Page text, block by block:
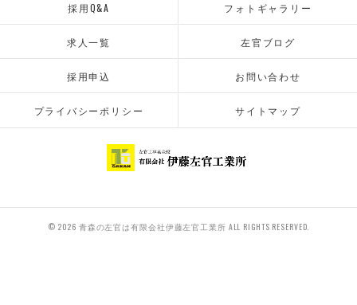
採用Q&A フォトギャラリー
求人一覧 左官ブログ
採用申込 お問い合わせ
プライバシーポリシー サイトマップ
© 2026 青森の左官は有限会社伊藤左官工業所 ALL RIGHTS RESERVED.